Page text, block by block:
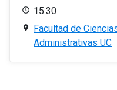
15:30
Facultad de
Administrativas UC